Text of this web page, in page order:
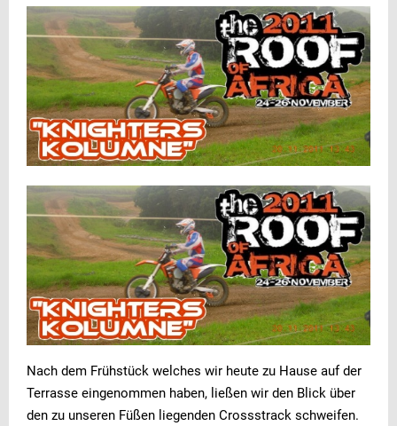
Nach dem Frühstück welches wir heute zu Hause auf der
Terrasse eingenommen haben, ließen wir den Blick über
den zu unseren Füßen liegenden Crossstrack schweifen.